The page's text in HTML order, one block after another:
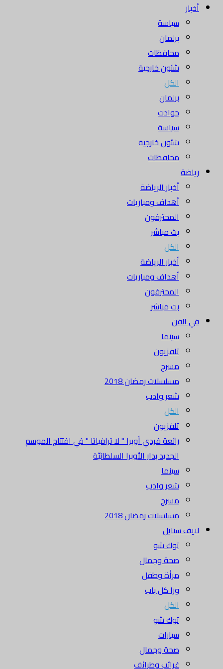
أخبار
سياسة
برلمان
محافظات
شئون خارجية
الكل
برلمان
حوادث
سياسة
شئون خارجية
محافظات
رياضة
أخبار الرياضة
أهداف ومباريات
المحترفون
بث مباشر
الكل
أخبار الرياضة
أهداف ومباريات
المحترفون
بث مباشر
في الفن
سينما
تلفزيون
مسرح
مسلسلات رمضان 2018
شعر وادب
الكل
تلفزيون
رائعة فردي أوبرا " لا ترافياتا " في افتتاح الموسم
الجديد بدار الأوبرا السلطانيّة
سينما
شعر وادب
مسرح
مسلسلات رمضان 2018
لايف ستايل
توك شو
صحة وجمال
مرأة وطفل
ورا كل باب
الكل
توك شو
سيارات
صحة وجمال
غرائب وطرائف